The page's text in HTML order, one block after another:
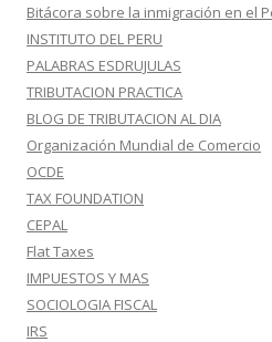
Bitácora sobre la inmigración en el
INSTITUTO DEL PERU
PALABRAS ESDRUJULAS
TRIBUTACION PRACTICA
BLOG DE TRIBUTACION AL DIA
Organización Mundial de Comercio
OCDE
TAX FOUNDATION
CEPAL
Flat Taxes
IMPUESTOS Y MAS
SOCIOLOGIA FISCAL
IRS